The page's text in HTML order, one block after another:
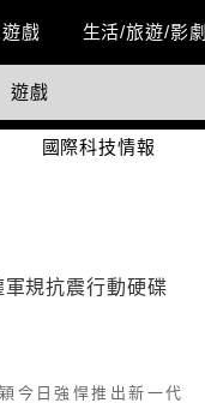
遊戲 生活/旅遊/影劇
遊戲
國際科技情報
軍規抗震行動硬碟
日強悍推出新一代